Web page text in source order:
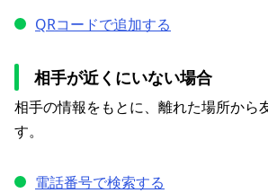
QRコードで追加する
相手が近くにいない場合
相手の情報をもとに、離れた場所から
す。
電話番号で検索する